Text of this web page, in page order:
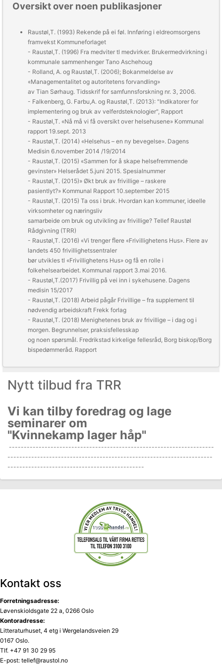
Oversikt over noen publikasjoner
Raustøl,T. (1993) Rekende på ei føl. Innføring i eldreomsorgens
framvekst Kommuneforlaget
- Raustøl,T. (1996) Fra medviter tl medvirker. Brukermedvirkning i
kommunale sammenhenger Tano Aschehoug
- Rolland, A. og Raustøl,T. (2006); Bokanmeldelse av
«Managementalitet og autoritetens forvandling»
av Tian Sørhaug. Tidsskrif for samfunnsforskning nr. 3, 2006.
- Falkenberg, G. Farbu,A. og Raustøl,T. (2013): "Indikatorer for
implementering og bruk av velferdsteknologier", Rapport
- Raustøl,T. «Nå må vi få oversikt over helsehusene» Kommunal
rapport 19.sept. 2013
- Raustøl,T. (2014) «Helsehus – en ny bevegelse». Dagens
Medisin 6.november 2014 /19/2014
- Raustøl,T. (2015) «Sammen for å skape helsefremmende
gevinster» Helserådet 5.juni 2015. Spesialnummer
- Raustøl,T. (2015)» Økt bruk av frivillige – raskere
pasientlyt?» Kommunal Rapport 10.september 2015
- Raustøl,T. (2015) Ta oss i bruk. Hvordan kan kommuner, ideelle
virksomheter og næringsliv
samarbeide om bruk og utvikling av frivillige? Tellef Raustøl
Rådgivning (TRR)
- Raustøl,T. (2016) «Vi trenger ﬂere «Frivillighetens Hus». Flere av
landets 450 frivillighetssentraler
bør utvikles tl «Frivillighetens Hus» og få en rolle i
folkehelsearbeidet. Kommunal rapport 3.mai 2016.
- Raustøl,T.(2017) Frivillig på vei inn i sykehusene. Dagens
medisin 15/2017
- Raustøl,T. (2018) Arbeid pågår Frivillige – fra supplement til
nødvendig arbeidskraft Frekk forlag
- Raustøl,T. (2018) Menighetenes bruk av frivillige – i dag og i
morgen. Begrunnelser, praksisfellesskap
og noen spørsmål. Fredrikstad kirkelige fellesråd, Borg biskop/Borg
bispedømmeråd. Rapport
Nytt tilbud fra TRR
Vi kan tilby foredrag og lage
seminarer om
"Kvinnekamp lager håp"
---------------------------------------------------------------------
---------------------------------------------------------------------
----------------------------------------------
Kontakt oss
Forretningsadresse:
Løvenskioldsgate 22 a, 0266 Oslo
Kontoradresse:
Litteraturhuset, 4 etg i Wergelandsveien 29
0167 Oslo.
Tlf. +47 91 30 29 95
E-post: tellef@raustol.no